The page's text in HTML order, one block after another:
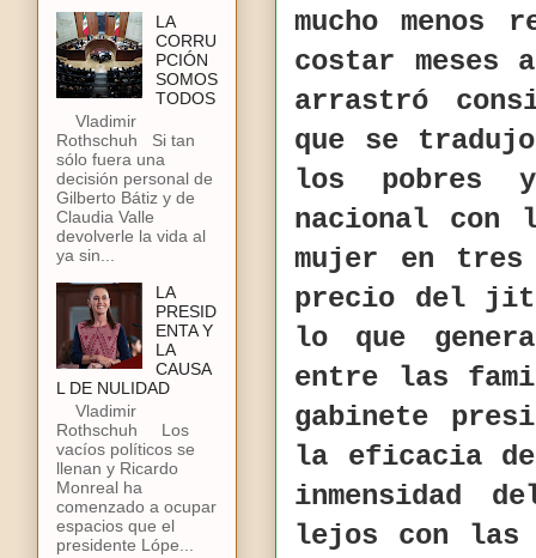
mucho
costar meses
arrastró
que se
los pobres
nacional con
mujer en tres
precio del
lo que
entre las
gabinete
la eficacia de
inmensidad
lejos con las
LA
CORRU
PCIÓN
SOMOS
TODOS
Vladimir
Rothschuh Si tan
sólo fuera una
decisión personal de
Gilberto Bátiz y de
Claudia Valle
devolverle la vida al
ya sin...
LA
PRESID
ENTA Y
LA
CAUSA
L DE NULIDAD
Vladimir
Rothschuh Los
vacíos políticos se
llenan y Ricardo
Monreal ha
comenzado a ocupar
espacios que el
presidente Lópe...